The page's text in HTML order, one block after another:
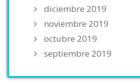
diciembre 2019
noviembre 2019
octubre 2019
septiembre 2019